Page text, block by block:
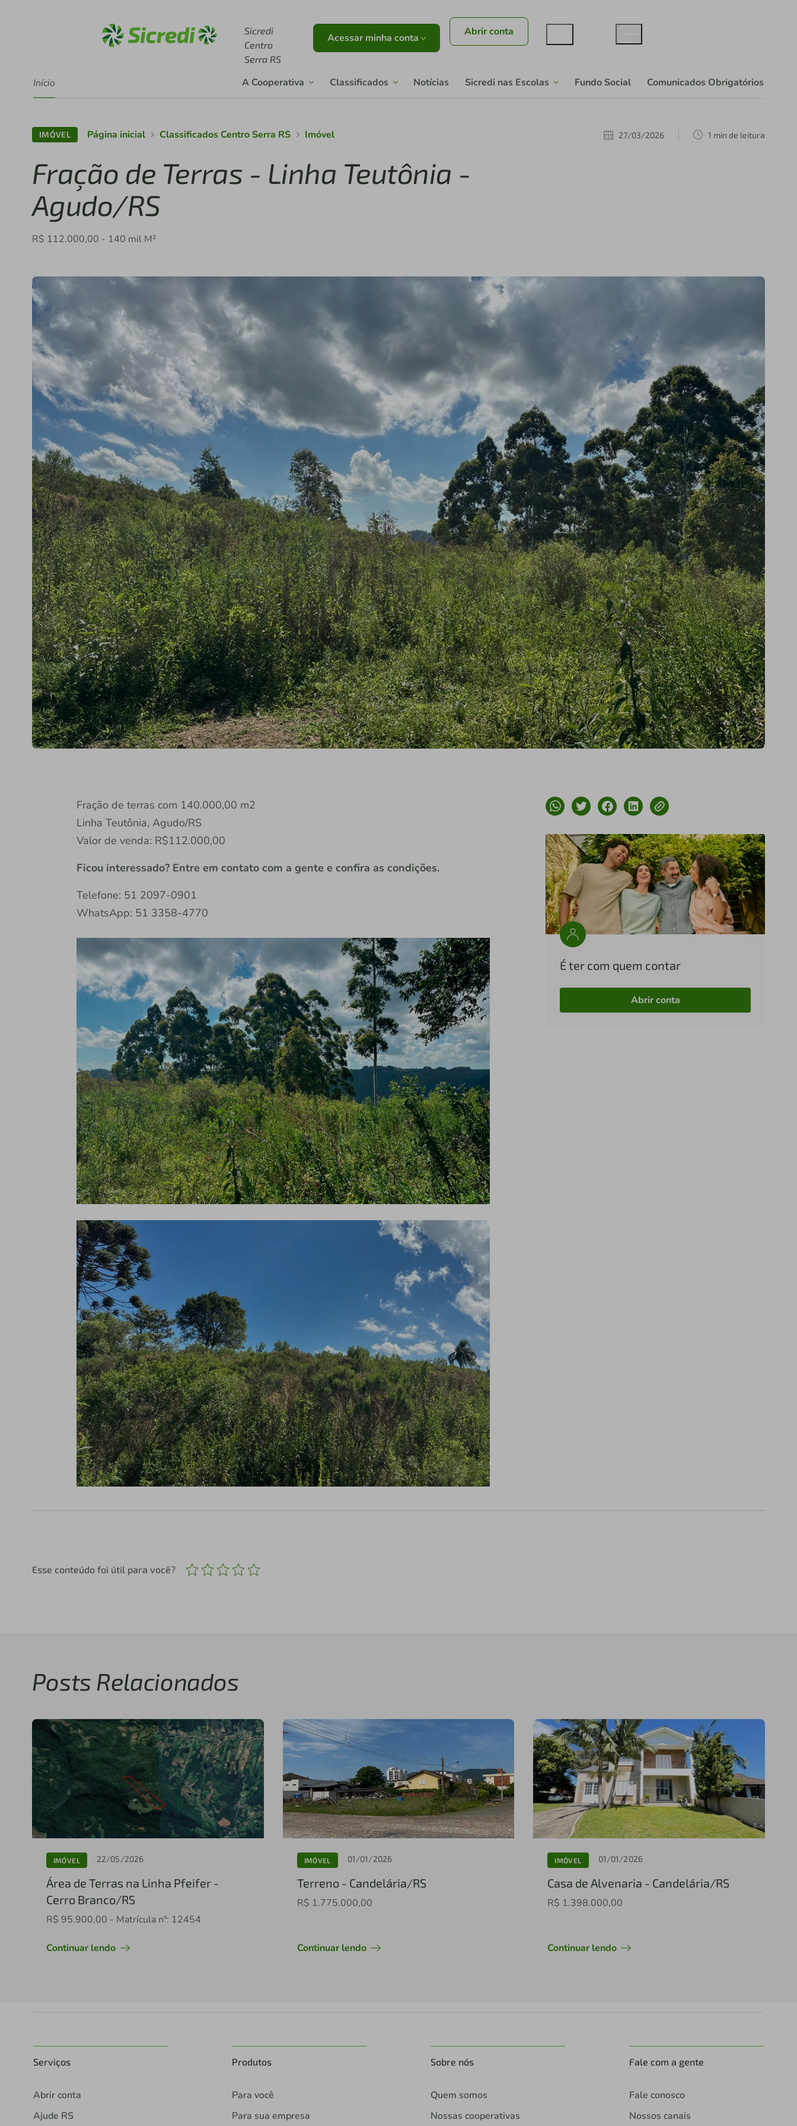
Sicredi
Centro
Serra RS
Acessar minha conta Abrir conta
Início A Cooperativa Classificados Notícias Sicredi nas Escolas Fundo Social Comunicados Obrigatórios
IMÓVEL Página inicial Classificados Centro Serra RS Imóvel 27/03/2026 1 min de leitura
Fração de Terras - Linha Teutônia -
Agudo/RS
R$ 112.000,00 - 140 mil M²
Fração de terras com 140.000,00 m2
Linha Teutônia, Agudo/RS
Valor de venda: R$112.000,00
Ficou interessado? Entre em contato com a gente e confira as condições.
Telefone: 51 2097-0901
WhatsApp: 51 3358-4770
É ter com quem contar
Abrir conta
Esse conteúdo foi útil para você?
Posts Relacionados
IMÓVEL 22/05/2026
Área de Terras na Linha Pfeifer -
Cerro Branco/RS
R$ 95.900,00 - Matrícula nº: 12454
Continuar lendo
IMÓVEL 01/01/2026
Terreno - Candelária/RS
R$ 1.775.000,00
Continuar lendo
IMÓVEL 01/01/2026
Casa de Alvenaria - Candelária/RS
R$ 1.398.000,00
Continuar lendo
Serviços
Abrir conta
Ajude RS
Produtos
Para você
Para sua empresa
Sobre nós
Quem somos
Nossas cooperativas
Fale com a gente
Fale conosco
Nossos canais